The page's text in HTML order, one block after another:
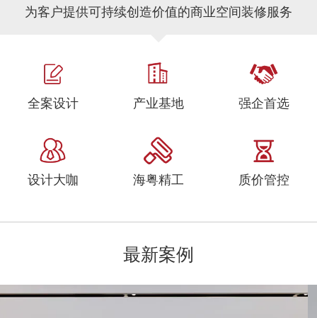
为客户提供可持续创造价值的商业空间装修服务
全案设计 产业基地 强企首选
设计大咖 海粤精工 质价管控
最新案例